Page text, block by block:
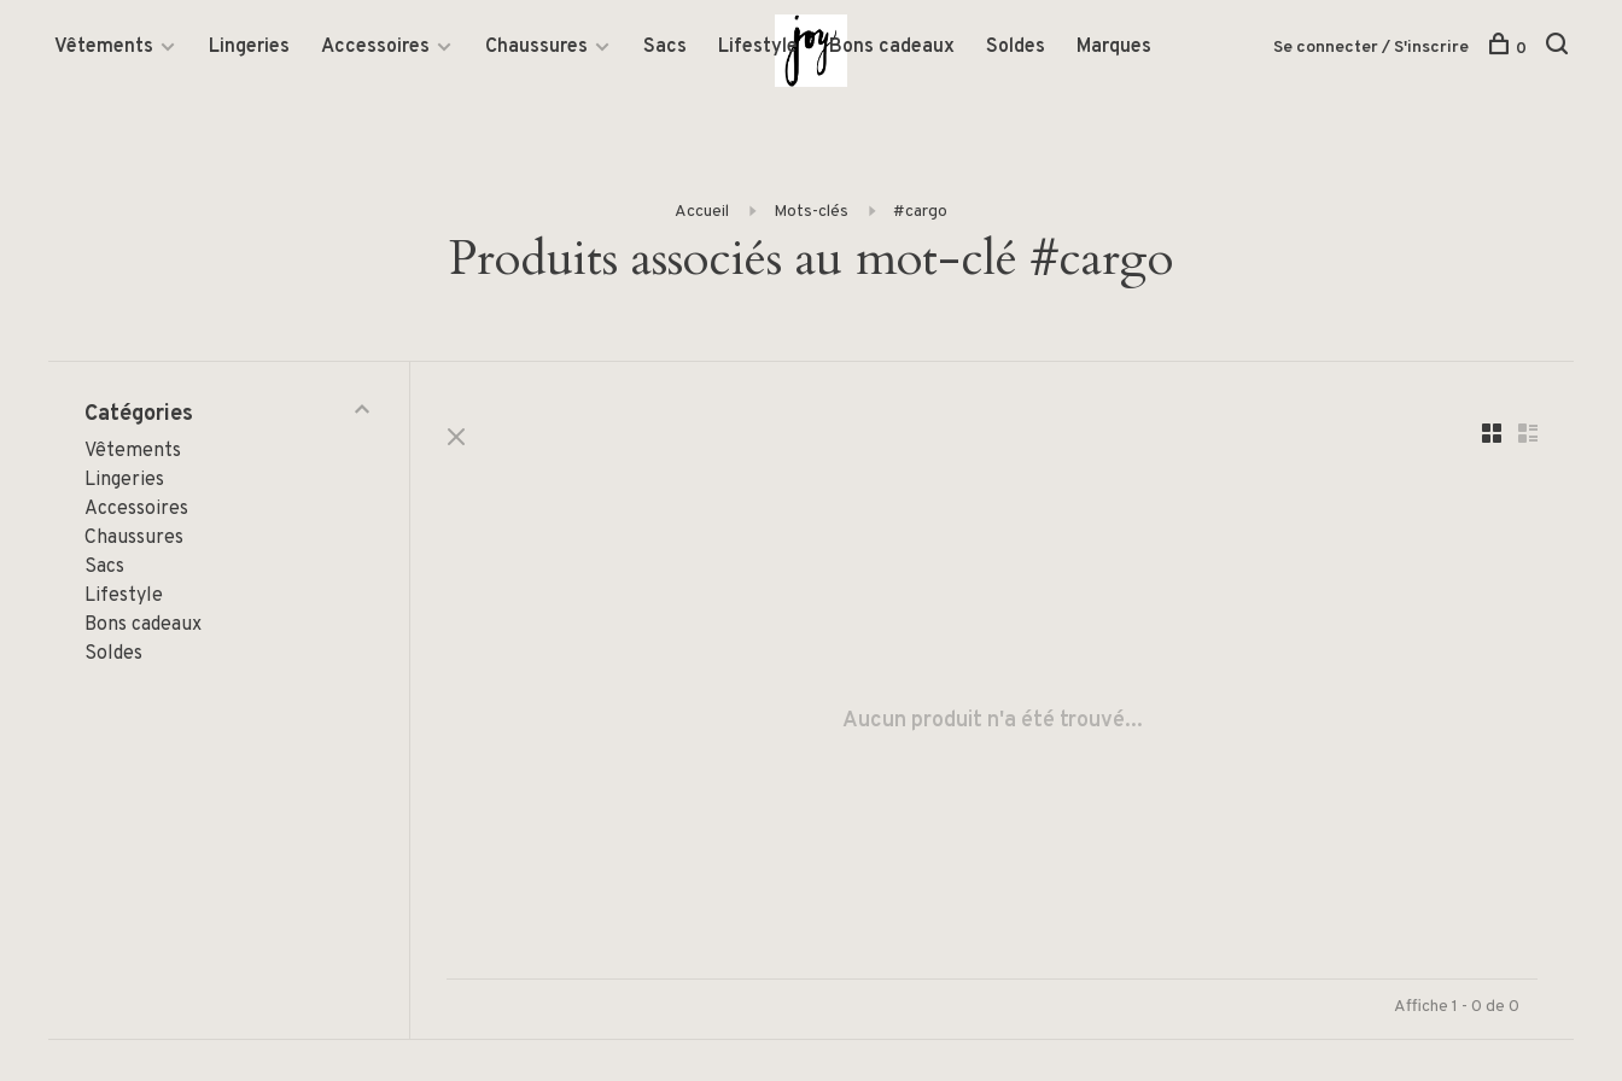
Vêtements Lingeries Accessoires Chaussures Sacs Lifestyle Bons cadeaux Soldes Marques Se connecter / S'inscrire 0
Accueil Mots-clés #cargo
Produits associés au mot-clé #cargo
Catégories
Vêtements
Lingeries
Accessoires
Chaussures
Sacs
Lifestyle
Bons cadeaux
Soldes
Aucun produit n'a été trouvé...
Affiche 1 - 0 de 0